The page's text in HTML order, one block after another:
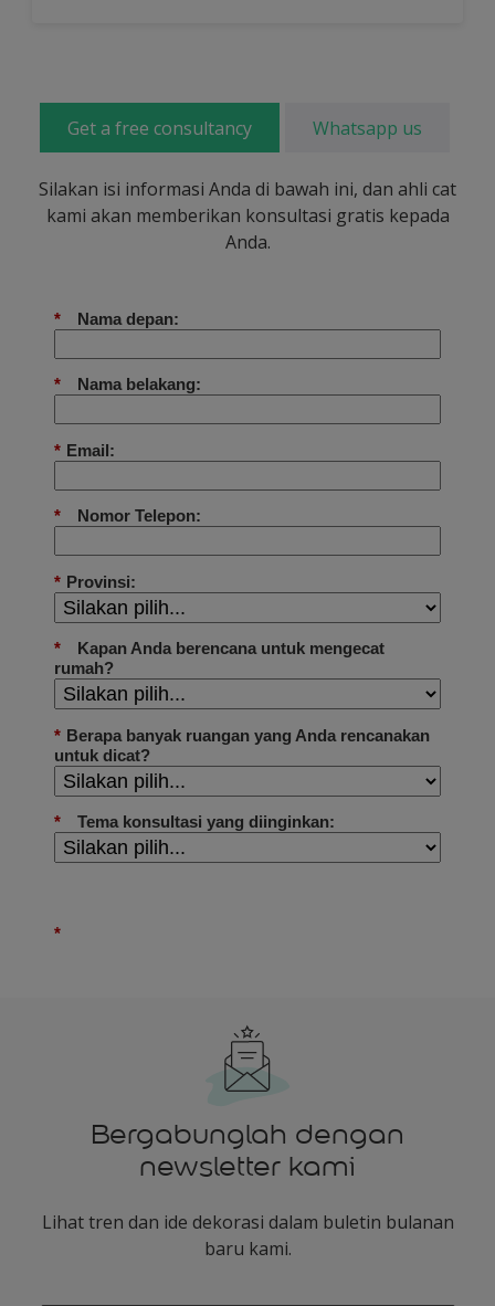
Get a free consultancy Whatsapp us
Silakan isi informasi Anda di bawah ini, dan ahli cat
kami akan memberikan konsultasi gratis kepada
Anda.
Bergabunglah dengan
newsletter kami
Lihat tren dan ide dekorasi dalam buletin bulanan
baru kami.